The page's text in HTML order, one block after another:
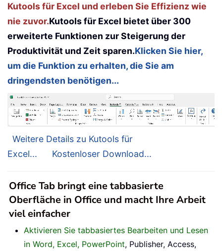
Kutools für Excel und erleben Sie Effizienz wie
nie zuvor.Kutools für Excel bietet über 300
erweiterte Funktionen zur Steigerung der
Produktivität und Zeit sparen.Klicken Sie hier,
um die Funktion zu erhalten, die Sie am
dringendsten benötigen...
Weitere Details zu Kutools für
Excel...
Kostenloser Download...
Office Tab bringt eine tabbasierte
Oberfläche in Office und macht Ihre Arbeit
viel einfacher
Aktivieren Sie tabbasiertes Bearbeiten und Lesen
in Word, Excel, PowerPoint, Publisher, Access,